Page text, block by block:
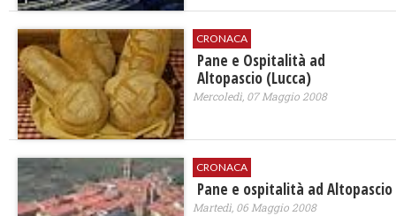
CRONACA
Pane e Ospitalità ad
Altopascio (Lucca)
Mercoledì, 07 Maggio 2008
CRONACA
Pane e ospitalità ad Altopascio
Martedì, 06 Maggio 2008